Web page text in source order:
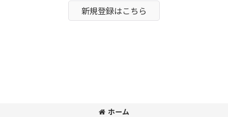
新規登録はこちら
ホーム